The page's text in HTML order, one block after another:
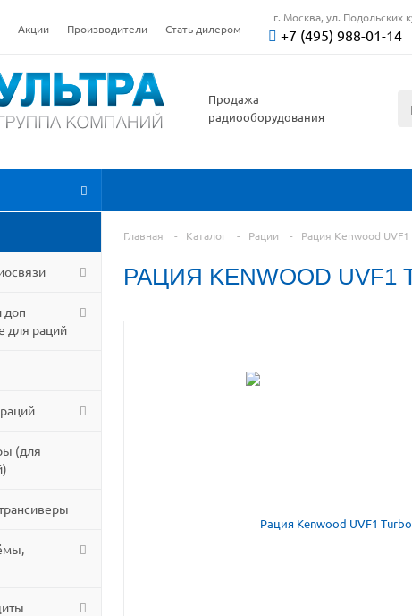
Акции Производители Стать дилером
г. Москва, ул. Подольских
+7 (495) 988-01-14
Продажа
радиооборудования
доп
для раций
(для
Главная - Каталог - Рации - Рация Kenwood
РАЦИЯ KENWOOD UVF1